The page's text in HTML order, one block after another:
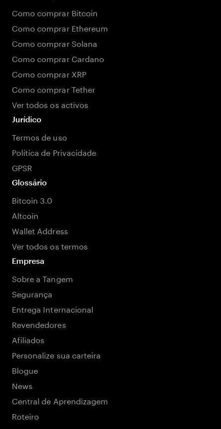
Como comprar Bitcoin
Como comprar Ethereum
Como comprar Solana
Como comprar Cardano
Como comprar XRP
Como comprar Tether
Ver todos os activos
Jurídico
Termos de uso
Política de Privacidade
GPSR
Glossário
Bitcoin 3.0
Altcoin
Wallet Address
Ver todos os termos
Empresa
Sobre a Tangem
Segurança
Entrega Internacional
Revendedores
Afiliados
Personalize sua carteira
Blogue
News
Central de Aprendizagem
Roteiro